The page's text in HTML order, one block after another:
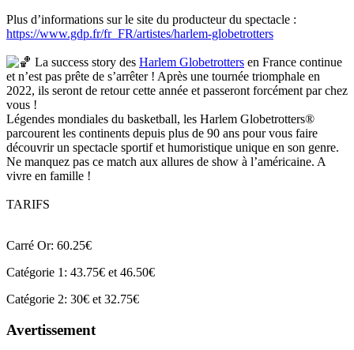
Plus d’informations sur le site du producteur du spectacle :
https://www.gdp.fr/fr_FR/artistes/harlem-globetrotters
La success story des Harlem Globetrotters en France continue
et n’est pas prête de s’arrêter ! Après une tournée triomphale en
2022, ils seront de retour cette année et passeront forcément par chez
vous !
Légendes mondiales du basketball, les Harlem Globetrotters®
parcourent les continents depuis plus de 90 ans pour vous faire
découvrir un spectacle sportif et humoristique unique en son genre.
Ne manquez pas ce match aux allures de show à l’américaine. A
vivre en famille !
TARIFS
Carré Or: 60.25€
Catégorie 1: 43.75€ et 46.50€
Catégorie 2: 30€ et 32.75€
Avertissement